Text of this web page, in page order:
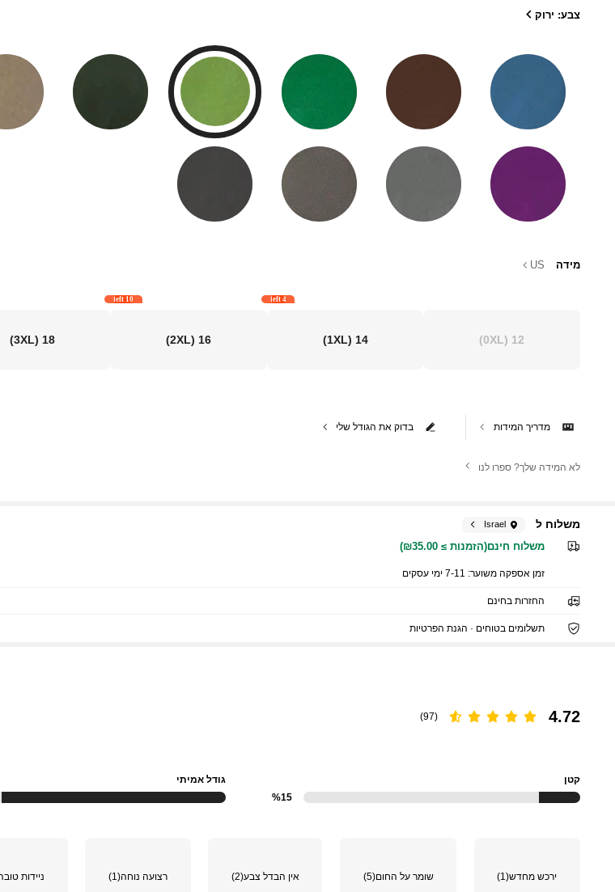
צבע: ירוק
מידה US
12
(0XL)
14
(1XL)
4 left
16
(2XL)
10 left
18
(3XL)
בדוק את הגודל שלי מדריך המידות
לא המידה שלך? ספרו לנו
משלוח ל Israel
משלוח חינם(הזמנות ≥ ₪35.00)
זמן אספקה ​​משוער: 7-11 ימי עסקים
החזרות בחינם
תשלומים בטוחים · הגנת הפרטיות
4.72
(97)
קטן
%15
גודל אמיתי
ירכש מחדש(1) שומר על החום(5) אין הבדל צבע(2) רצועה נוחה(1) ניידות